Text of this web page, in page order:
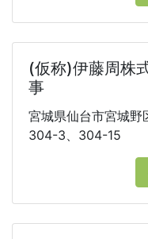
(仮称)伊藤周株
事
宮城県仙台市宮城野
304-3、304-15